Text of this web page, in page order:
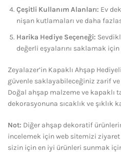
Çeşitli Kullanım Alanları: Ev
nişan kutlamaları ve daha
Harika Hediye Seçeneği:
değerli eşyalarını saklamak
Zeyalazer’in Kapaklı Ahşap
güvenle saklayabileceğiniz zarif
Doğal ahşap malzeme ve kapaklı
dekorasyonuna sıcaklık ve şıklık
Not: Diğer ahşap dekoratif
incelemek için web sitemizi
sizin için en iyi ürünleri sunmak